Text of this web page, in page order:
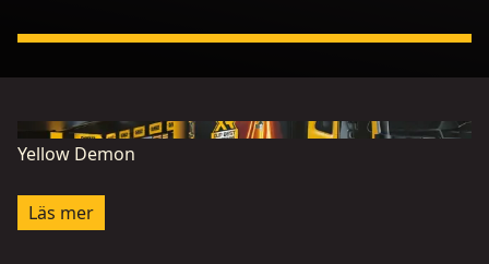
Yellow Demon
Läs mer